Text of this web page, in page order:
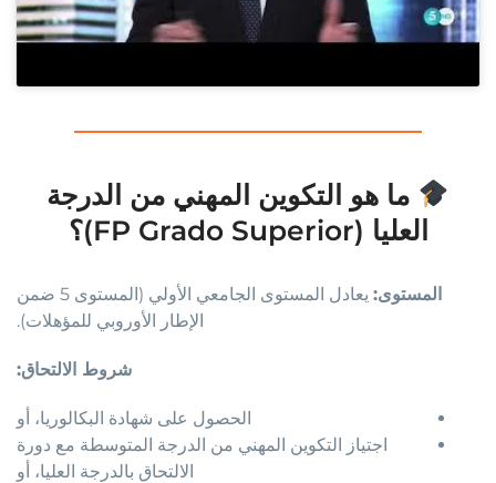
ما هو التكوين المهني من الدرجة
العليا (FP Grado Superior)؟
المستوى:
يعادل المستوى الجامعي الأولي (المستوى 5 ضمن
الإطار الأوروبي للمؤهلات).
شروط الالتحاق:
الحصول على شهادة البكالوريا، أو
اجتياز التكوين المهني من الدرجة المتوسطة مع دورة
الالتحاق بالدرجة العليا، أو